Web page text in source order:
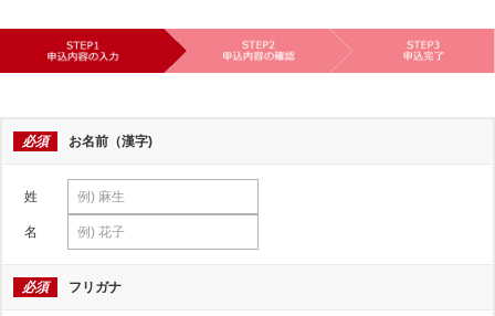
必須 お名前（漢字)
姓
名
必須 フリガナ